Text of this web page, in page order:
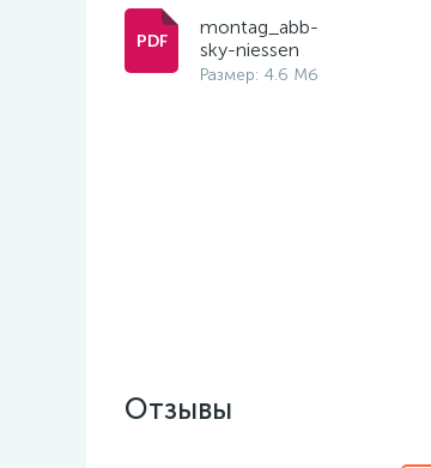
montag_abb-
sky-niessen
Размер: 4.6 Мб
Отзывы